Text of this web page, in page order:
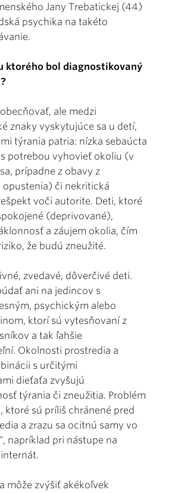
Jany Trebatickej (44)
psychika na takéto
ktorého bol diagnostikovaný
ale medzi
znaky vyskytujúce sa u detí,
týrania patria: nízka sebaúcta
s potrebou vyhovieť okoliu (v
prípadne z obavy z
či nekritická
voči autorite. Deti, ktoré
(deprivované),
a záujem okolia, čím
že budú zneužité.
zvedavé, dôverčivé deti.
ani na jedincov s
psychickým alebo
ktorí sú vytesňovaní z
a tak ľahšie
Okolnosti prostredia a
s určitými
dieťaťa zvyšujú
týrania či zneužitia. Problém
ktoré sú príliš chránené pred
a zrazu sa ocitnú samy vo
napríklad pri nástupe na
môže zvýšiť akékoľvek